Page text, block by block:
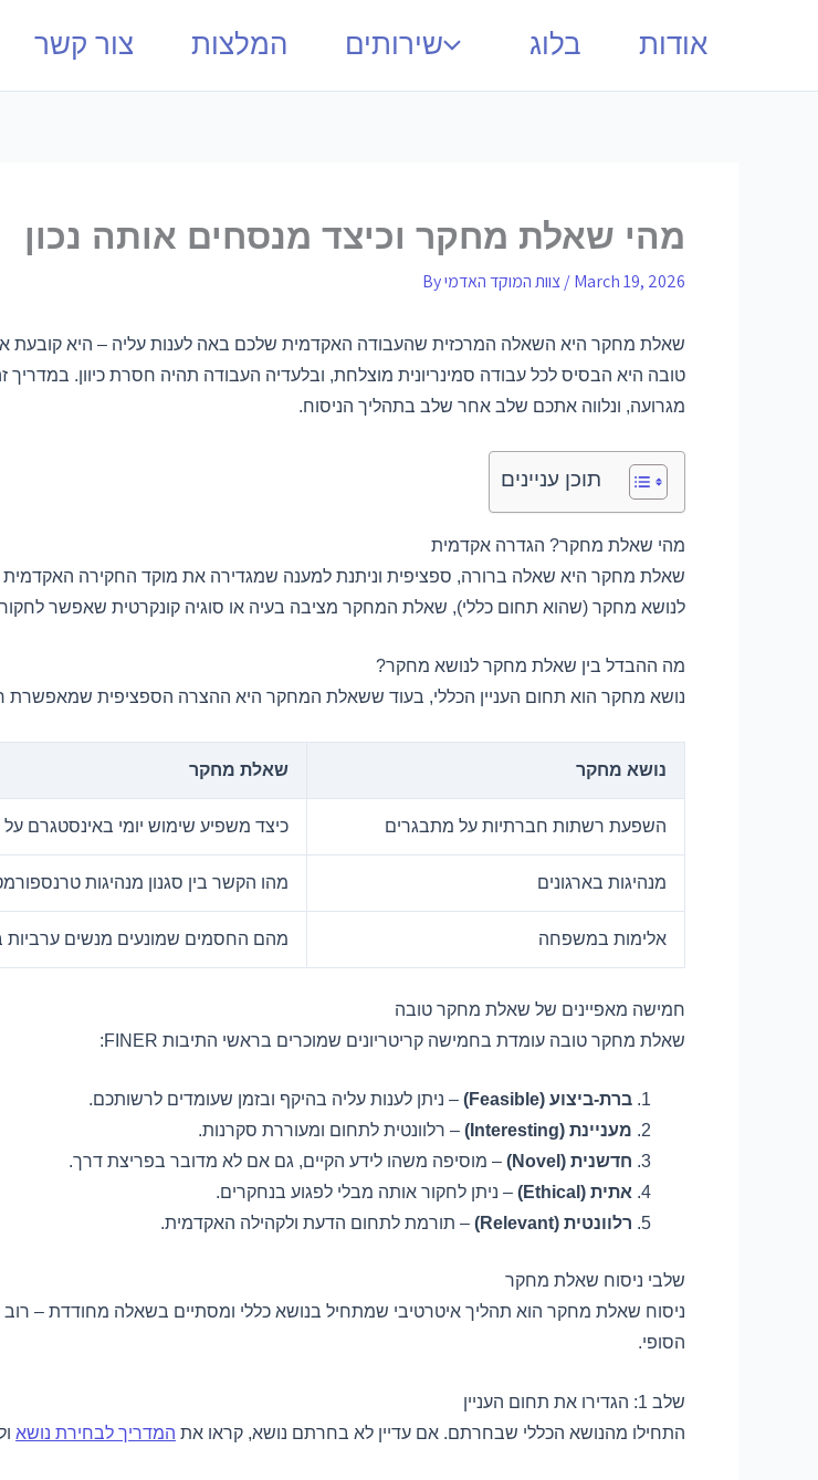
צור קשר המלצות שירותים בלוג אודות
מהי שאלת מחקר וכיצד מנסחים אותה נכון
By /March 19, 2026
שאלת מחקר היא השאלה המרכזית שהעבודה האקדמית שלכם באה לענות עליה – היא קובעת
טובה היא הבסיס לכל עבודה סמינריונית מוצלחת, ובלעדיה העבודה תהיה חסרת כיוון.
מגרועה, ונלווה אתכם שלב אחר שלב בתהליך הניסוח.
תוכן עניינים
מהי שאלת מחקר? הגדרה אקדמית
שאלת מחקר היא שאלה ברורה, ספציפית וניתנת למענה שמגדירה את מוקד החקירה
לנושא מחקר (שהוא תחום כללי), שאלת המחקר מציבה בעיה או סוגיה קונקרטית שאפשר לחקור
מה ההבדל בין שאלת מחקר לנושא מחקר?
נושא מחקר הוא תחום העניין הכללי, בעוד ששאלת המחקר היא ההצרה הספציפית שמאפשרת
נושא מחקר שאלת מחקר
השפעת רשתות חברתיות על מתבגרים כיצד משפיע שימוש יומי באינסטגרם על
מנהיגות בארגונים מהו הקשר בין סגנון מנהיגות
אלימות במשפחה מהם החסמים שמונעים מנשים
חמישה מאפיינים של שאלת מחקר טובה
שאלת מחקר טובה עומדת בחמישה קריטריונים שמוכרים בראשי התיבות FINER:
ברת-ביצוע (Feasible)
– ניתן לענות עליה בהיקף ובזמן שעומדים לרשותכם.
מעניינת (Interesting)
– רלוונטית לתחום ומעוררת סקרנות.
חדשנית (Novel)
– מוסיפה משהו לידע הקיים, גם אם לא מדובר בפריצת דרך.
אתית (Ethical)
– ניתן לחקור אותה מבלי לפגוע בנחקרים.
רלוונטית (Relevant)
– תורמת לתחום הדעת ולקהילה האקדמית.
שלבי ניסוח שאלת מחקר
ניסוח שאלת מחקר הוא תהליך איטרטיבי שמתחיל בנושא כללי ומסתיים בשאלה מחודדת –
הסופי.
שלב 1: הגדירו את תחום העניין
התחילו מהנושא הכללי שבחרתם. אם עדיין לא בחרתם נושא, קראו את המדריך לבחירת נושא